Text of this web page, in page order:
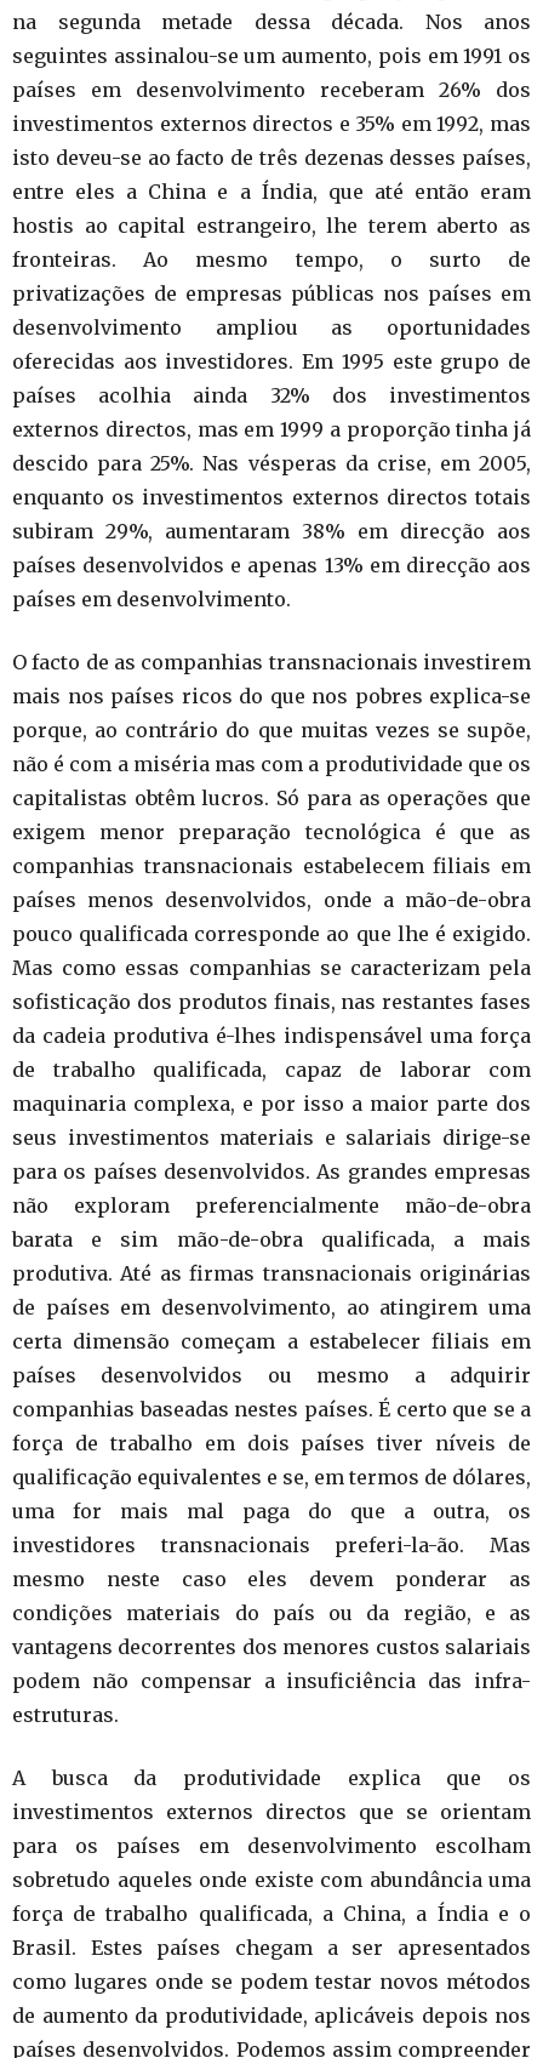
na segunda metade dessa década. Nos anos
seguintes assinalou-se um aumento, pois em 1991 os
países em desenvolvimento receberam 26% dos
investimentos externos directos e 35% em 1992, mas
isto deveu-se ao facto de três dezenas desses países,
entre eles a China e a Índia, que até então eram
hostis ao capital estrangeiro, lhe terem aberto as
fronteiras. Ao mesmo tempo, o surto de
privatizações de empresas públicas nos países em
desenvolvimento ampliou as oportunidades
oferecidas aos investidores. Em 1995 este grupo de
países acolhia ainda 32% dos investimentos
externos directos, mas em 1999 a proporção tinha já
descido para 25%. Nas vésperas da crise, em 2005,
enquanto os investimentos externos directos totais
subiram 29%, aumentaram 38% em direcção aos
países desenvolvidos e apenas 13% em direcção aos
países em desenvolvimento.
O facto de as companhias transnacionais investirem
mais nos países ricos do que nos pobres explica-se
porque, ao contrário do que muitas vezes se supõe,
não é com a miséria mas com a produtividade que os
capitalistas obtêm lucros. Só para as operações que
exigem menor preparação tecnológica é que as
companhias transnacionais estabelecem filiais em
países menos desenvolvidos, onde a mão-de-obra
pouco qualificada corresponde ao que lhe é exigido.
Mas como essas companhias se caracterizam pela
sofisticação dos produtos finais, nas restantes fases
da cadeia produtiva é-lhes indispensável uma força
de trabalho qualificada, capaz de laborar com
maquinaria complexa, e por isso a maior parte dos
seus investimentos materiais e salariais dirige-se
para os países desenvolvidos. As grandes empresas
não exploram preferencialmente mão-de-obra
barata e sim mão-de-obra qualificada, a mais
produtiva. Até as firmas transnacionais originárias
de países em desenvolvimento, ao atingirem uma
certa dimensão começam a estabelecer filiais em
países desenvolvidos ou mesmo a adquirir
companhias baseadas nestes países. É certo que se a
força de trabalho em dois países tiver níveis de
qualificação equivalentes e se, em termos de dólares,
uma for mais mal paga do que a outra, os
investidores transnacionais preferi-la-ão. Mas
mesmo neste caso eles devem ponderar as
condições materiais do país ou da região, e as
vantagens decorrentes dos menores custos salariais
podem não compensar a insuficiência das infra-
estruturas.
A busca da produtividade explica que os
investimentos externos directos que se orientam
para os países em desenvolvimento escolham
sobretudo aqueles onde existe com abundância uma
força de trabalho qualificada, a China, a Índia e o
Brasil. Estes países chegam a ser apresentados
como lugares onde se podem testar novos métodos
de aumento da produtividade, aplicáveis depois nos
países desenvolvidos. Podemos assim compreender